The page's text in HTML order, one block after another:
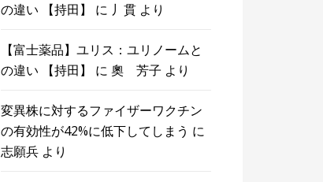
の違い 【持田】
に 丿貫 より
【富士薬品】ユリス：ユリノームと
の違い 【持田】
に奧 芳子 より
変異株に対するファイザーワクチン
の有効性が42%に低下してしまう に
志願兵 より